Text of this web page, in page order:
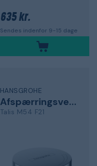
635 kr.
Sendes indenfor 9-15 dage
HANSGROHE
Afspærringsventil
Talis M54 F21